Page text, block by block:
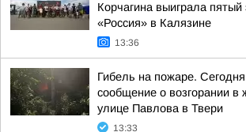
Корчагина выиграла пятый
«Россия» в Калязине
13:36
Гибель на пожаре.
сообщение о возгорании
улице Павлова в Твери
13:33